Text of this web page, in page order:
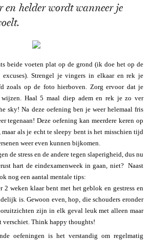
en helder wordt wanneer je
beide voeten plat op de grond (ik doe het op de
Strengel je vingers in elkaar en rek je
zoals op de foto hierboven. Zorg ervoor dat je
wijzen. Haal 5 maal diep adem en rek je zo ver
sky! Na deze oefening ben je weer helemaal fris
tegenaan! Deze oefening kan meerdere keren op
maar als je echt te sleepy bent is het misschien tijd
weer even kunnen bijkomen.
de stress en de andere tegen slaperigheid, dus nu
hart de eindexamenweek in gaan, niet? Naast
nog een aantal mentale tips:
2 weken klaar bent met het geblok en gestress en
is. Gewoon even, hop, die schouders eronder
zijn in elk geval leuk met alleen maar
verschiet. Think happy thoughts!
oefeningen is het verstandig om regelmatig